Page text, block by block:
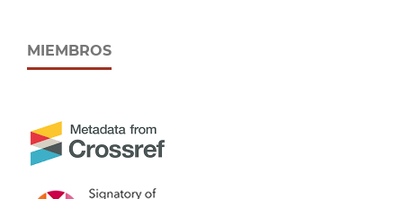
MIEMBROS